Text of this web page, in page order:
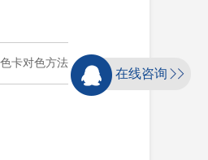
卡对色方法
在线咨询